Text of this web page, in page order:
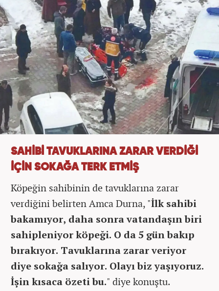
SAHİBİ TAVUKLARINA ZARAR VERDİĞİ
İÇİN SOKAĞA TERK ETMİŞ
Köpeğin sahibinin de tavuklarına zarar
verdiğini belirten Amca Durna, "İlk sahibi
bakamıyor, daha sonra vatandaşın biri
sahipleniyor köpeği. O da 5 gün bakıp
bırakıyor. Tavuklarına zarar veriyor
diye sokağa salıyor. Olayı biz yaşıyoruz.
İşin kısaca özeti bu." diye konuştu.